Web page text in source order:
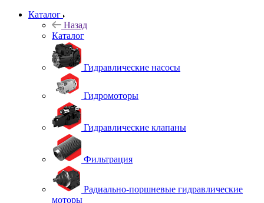
Каталог
Назад
Каталог
Гидравлические насосы
Гидромоторы
Гидравлические клапаны
Фильтрация
Радиально-поршневые гидравлические
моторы